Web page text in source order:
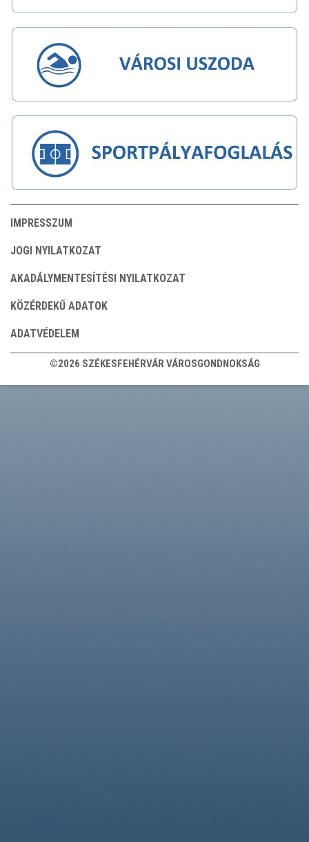
IMPRESSZUM
JOGI NYILATKOZAT
AKADÁLYMENTESÍTÉSI NYILATKOZAT
KÖZÉRDEKŰ ADATOK
ADATVÉDELEM
©2026 SZÉKESFEHÉRVÁR VÁROSGONDNOKSÁG